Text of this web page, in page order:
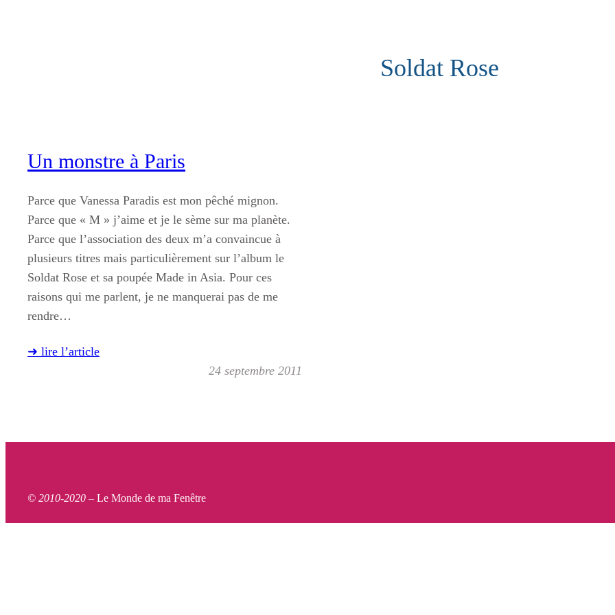
Soldat Rose
Un monstre à Paris
Parce que Vanessa Paradis est mon pêché mignon.
Parce que « M » j’aime et je le sème sur ma planète.
Parce que l’association des deux m’a convaincue à
plusieurs titres mais particulièrement sur l’album le
Soldat Rose et sa poupée Made in Asia. Pour ces
raisons qui me parlent, je ne manquerai pas de me
rendre…
➜ lire l’article
24 septembre 2011
© 2010-2020 – Le Monde de ma Fenêtre